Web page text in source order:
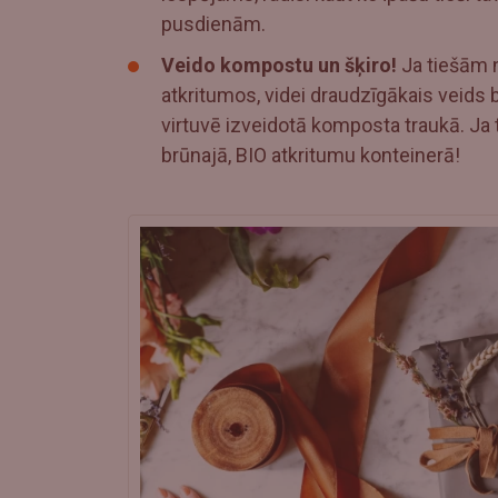
pusdienām.
Veido kompostu un šķiro! Ja tiešām
atkritumos, videi draudzīgākais veids
virtuvē izveidotā komposta traukā.
brūnajā, BIO atkritumu konteinerā!